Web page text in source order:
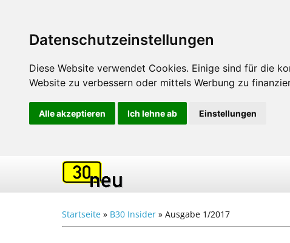
Datenschutzeinstellungen
Diese Website verwendet Cookies. Einige sind für die
Website zu verbessern oder mittels Werbung zu
Alle akzeptieren Ich lehne ab Einstellungen
Startseite » B30 Insider » Ausgabe 1/2017